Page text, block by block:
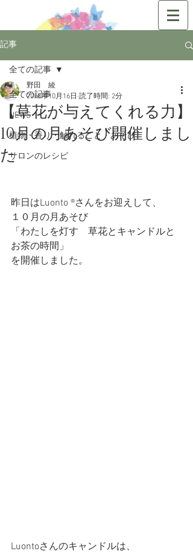
記事
全ての記事
NEWS
植物・香り・触れること・あそび
サロンのレシピ
全ての記事
【草花が与えてくれる力】
10月の月あそび開催しまし
た
野田 綾
2018年10月16日 読了時間: 2分
昨日はLuonto ®︎さんをお迎えして、
１０月の月あそび
「わたしを灯す　草花とキャンドルと
お茶の時間」
を開催しました。
Luontoさんのキャンドルは、